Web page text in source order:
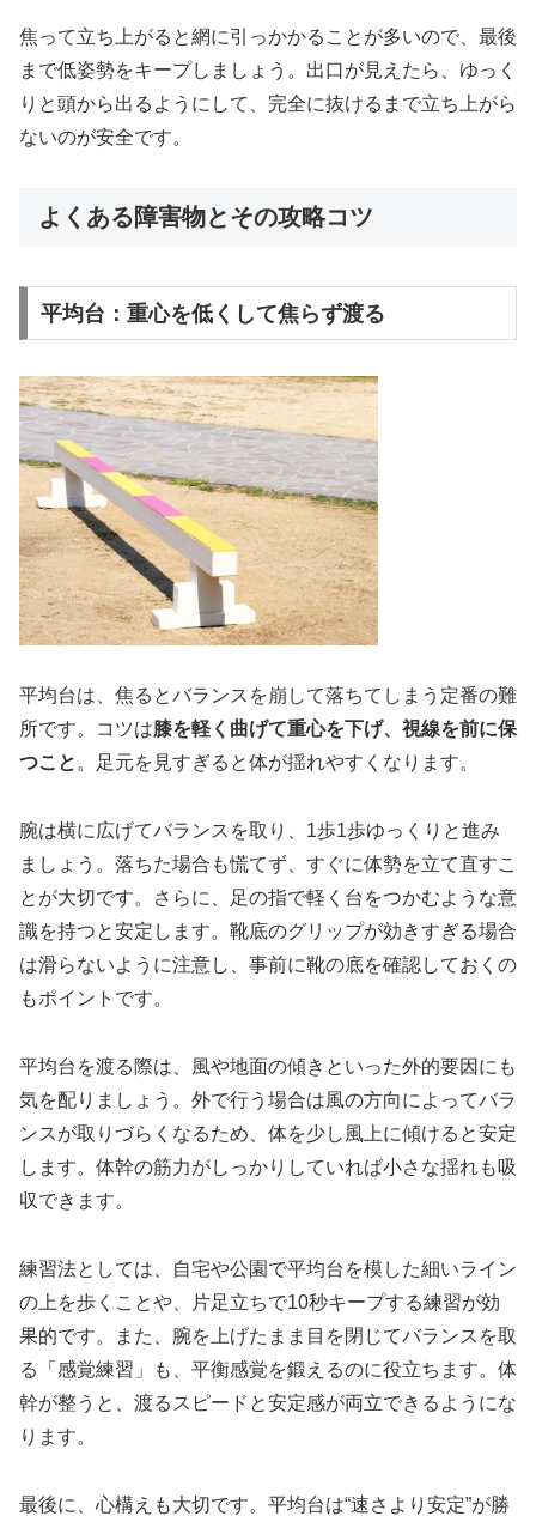
焦って立ち上がると網に引っかかることが多いので、最後
まで低姿勢をキープしましょう。出口が見えたら、ゆっく
りと頭から出るようにして、完全に抜けるまで立ち上がら
ないのが安全です。
よくある障害物とその攻略コツ
平均台：重心を低くして焦らず渡る
平均台は、焦るとバランスを崩して落ちてしまう定番の難
所です。コツは膝を軽く曲げて重心を下げ、視線を前に保
つこと 。足元を見すぎると体が揺れやすくなります。
腕は横に広げてバランスを取り、1歩1歩ゆっくりと進み
ましょう。落ちた場合も慌てず、すぐに体勢を立て直すこ
とが大切です。さらに、足の指で軽く台をつかむような意
識を持つと安定します。靴底のグリップが効きすぎる場合
は滑らないように注意し、事前に靴の底を確認しておくの
もポイントです。
平均台を渡る際は、風や地面の傾きといった外的要因にも
気を配りましょう。外で行う場合は風の方向によってバラ
ンスが取りづらくなるため、体を少し風上に傾けると安定
します。体幹の筋力がしっかりしていれば小さな揺れも吸
収できます。
練習法としては、自宅や公園で平均台を模した細いライン
の上を歩くことや、片足立ちで10秒キープする練習が効
果的です。また、腕を上げたまま目を閉じてバランスを取
る「感覚練習」も、平衡感覚を鍛えるのに役立ちます。体
幹が整うと、渡るスピードと安定感が両立できるようにな
ります。
最後に、心構えも大切です。平均台は“速さより安定”が勝